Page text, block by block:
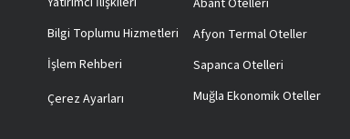
Bilgi Toplumu Hizmetleri
İşlem Rehberi
Çerez Ayarları
Abant Otelleri
Afyon Termal Oteller
Sapanca Otelleri
Muğla Ekonomik Oteller